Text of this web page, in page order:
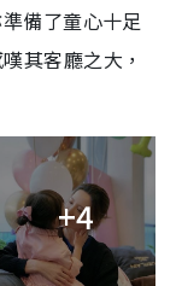
備了童心十足
其客廳之大，
+4